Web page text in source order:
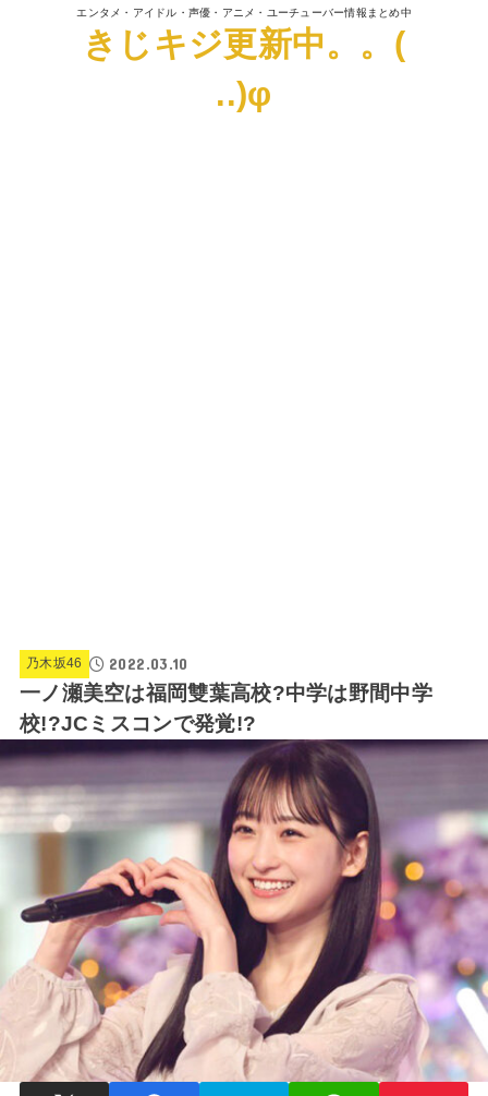
エンタメ・アイドル・声優・アニメ・ユーチューバー情報まとめ中
きじキジ更新中。。(
..)φ
乃木坂46 2022.03.10
一ノ瀬美空は福岡雙葉高校?中学は野間中学
校!?JCミスコンで発覚!?